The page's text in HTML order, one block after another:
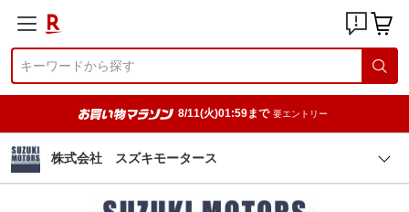
8/11(火)01:59まで 要エントリー
株式会社 スズキモータース